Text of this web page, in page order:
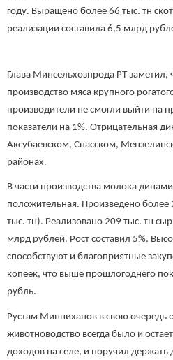
году. Выращено более 66 тыс. тн
реализации составила 6,5 млрд
Глава Минсельхозпрода РТ заметил,
производство мяса крупного
производители не смогли выйти на
показатели на 1%. Отрицательная
Аксубаевском, Спасском,
районах.
В части производства молока
положительная. Произведено
тыс. тн). Реализовано 209 тыс. тн
млрд рублей. Рост составил 5%.
способствуют и благоприятные
копеек, что выше прошлогоднего
рубль.
Рустам Минниханов в свою очередь
животноводство всегда было и
доходов на селе, и поручил держать